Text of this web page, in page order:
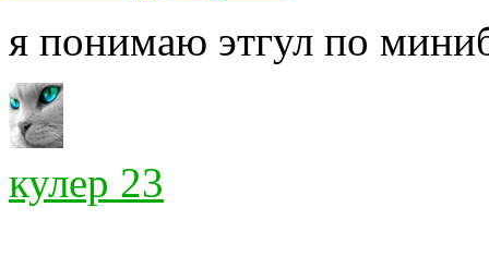
я понимаю этгул по
кулер 23